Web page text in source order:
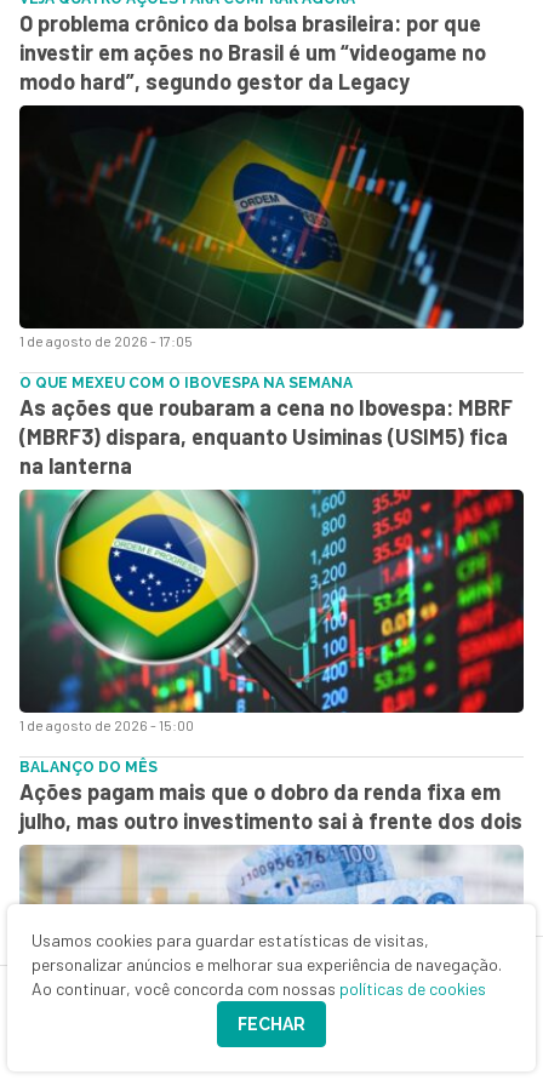
1 de agosto de 2026 - 17:05
O problema crônico da bolsa brasileira: por que
investir em ações no Brasil é um “videogame no
modo hard”, segundo gestor da Legacy
1 de agosto de 2026 - 15:00
O QUE MEXEU COM O IBOVESPA NA SEMANA
As ações que roubaram a cena no Ibovespa: MBRF
(MBRF3) dispara, enquanto Usiminas (USIM5) fica
na lanterna
BALANÇO DO MÊS
Ações pagam mais que o dobro da renda fixa em
julho, mas outro investimento sai à frente dos dois
Usamos cookies para guardar estatísticas de visitas,
personalizar anúncios e melhorar sua experiência de navegação.
Ao continuar, você concorda com nossas políticas de cookies
FECHAR